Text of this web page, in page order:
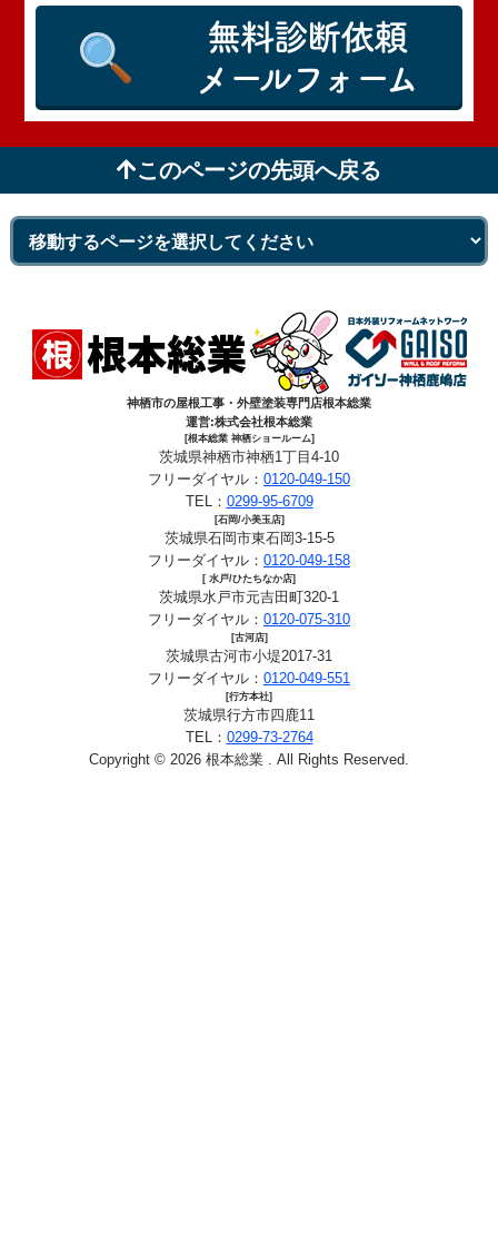
無料診断依頼
メールフォーム
このページの先頭へ戻る
神栖市の屋根工事・外壁塗装専門店根本総業
運営:株式会社根本総業
[根本総業 神栖ショールーム]
茨城県神栖市神栖1丁目4-10
フリーダイヤル： 0120-049-150
TEL： 0299-95-6709
[石岡/小美玉店]
茨城県石岡市東石岡3-15-5
フリーダイヤル： 0120-049-158
[ 水戸/ひたちなか店]
茨城県水戸市元吉田町320-1
フリーダイヤル： 0120-075-310
[古河店]
茨城県古河市小堤2017-31
フリーダイヤル： 0120-049-551
[行方本社]
茨城県行方市四鹿11
TEL： 0299-73-2764
Copyright © 2026 根本総業 . All Rights Reserved.